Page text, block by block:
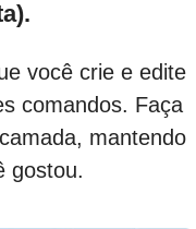
você crie e edite
comandos. Faça
mantendo
gostou.